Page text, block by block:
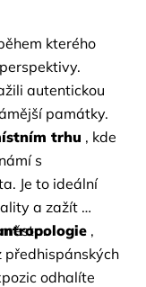
kterého
autentickou
památky.
trhu , kde
s
Je to ideální
a zažít
,
předhispánských
odhalíte